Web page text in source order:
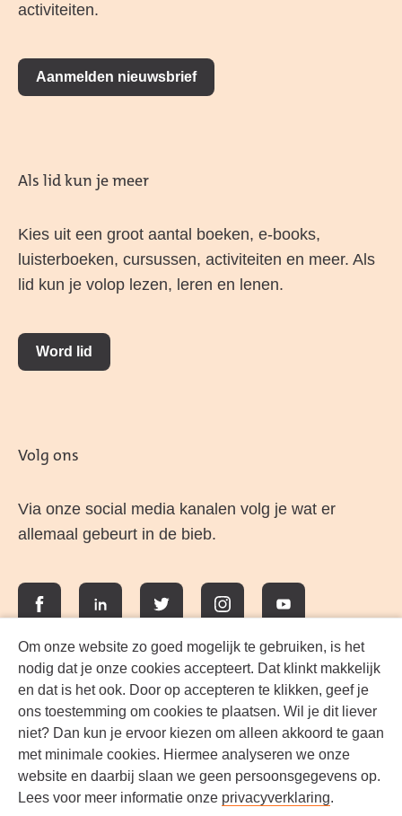
Om onze website zo goed mogelijk te gebruiken, is het
nodig dat je onze cookies accepteert. Dat klinkt makkelijk
en dat is het ook. Door op accepteren te klikken, geef je
ons toestemming om cookies te plaatsen. Wil je dit liever
niet? Dan kun je ervoor kiezen om alleen akkoord te gaan
met minimale cookies. Hiermee analyseren we onze
website en daarbij slaan we geen persoonsgegevens op.
Lees voor meer informatie onze privacyverklaring.
activiteiten.
Aanmelden nieuwsbrief
Als lid kun je meer
Kies uit een groot aantal boeken, e-books,
luisterboeken, cursussen, activiteiten en meer. Als
lid kun je volop lezen, leren en lenen.
Word lid
Volg ons
Via onze social media kanalen volg je wat er
allemaal gebeurt in de bieb.
FacebookLinkedIn Twitter InstagramYouTube